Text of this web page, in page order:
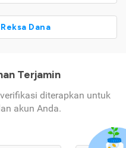
Dana
Terjamin
diterapkan untuk
akun Anda.